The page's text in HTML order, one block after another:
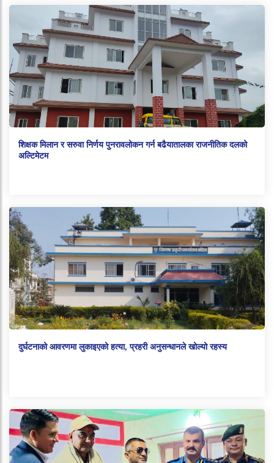
शिक्षक मिलान र सरुवा निर्णय पुनरावलोकन गर्न बढैयातालका राजनीतिक दलको
अल्टिमेटम
दुर्घटनाको आवरणमा लुकाइएको हत्या, प्रहरी अनुसन्धानले खोल्यो रहस्य